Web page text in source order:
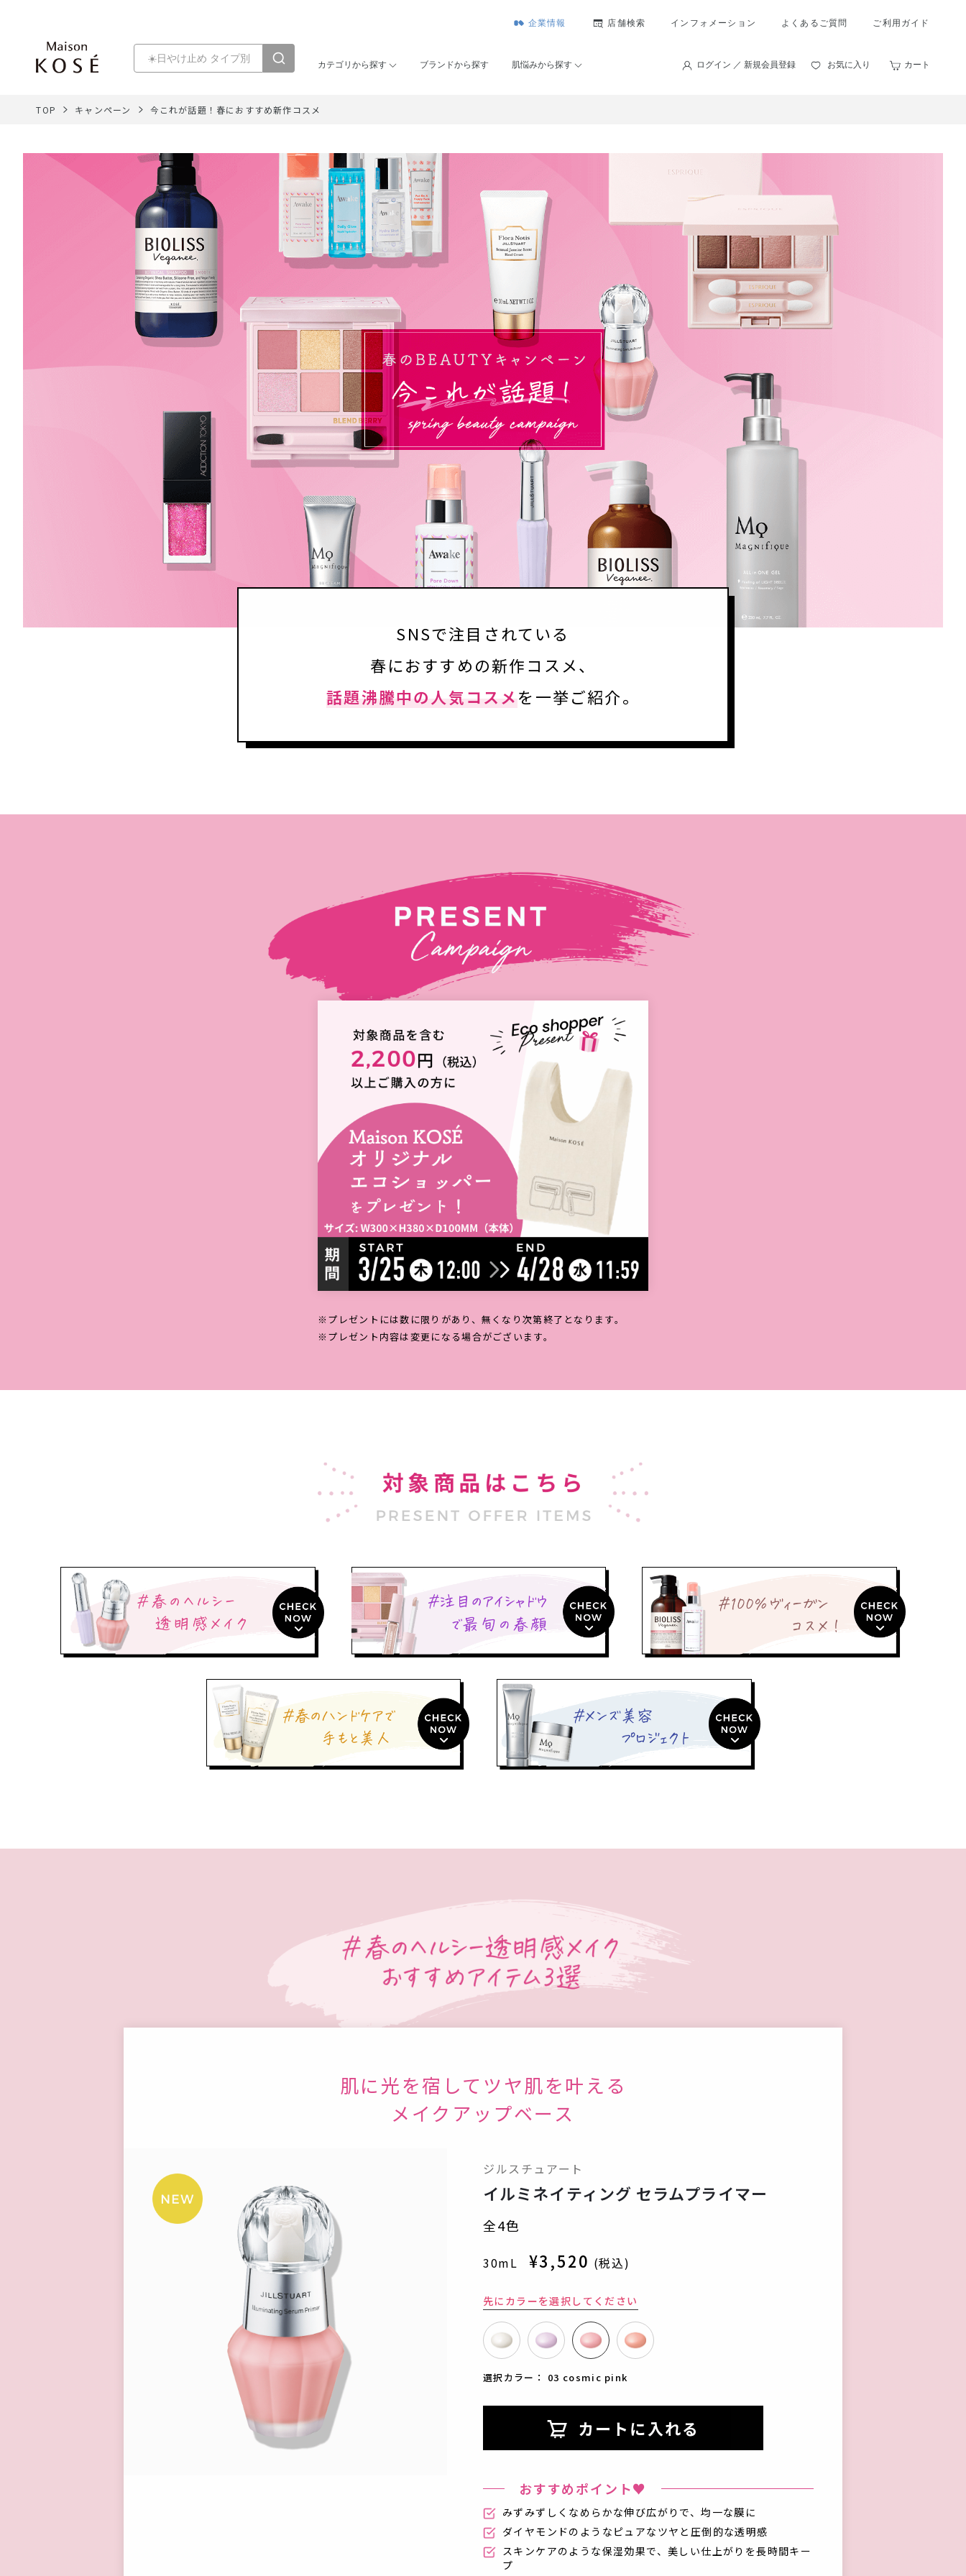
企業情報 店舗検索 インフォメーション よくあるご質問 ご利用ガイド
カテゴリから探す ブランドから探す 肌悩みから探す ログイン ／ 新規会員登録 お気に入り カート
TOP キャンペーン 今これが話題！春におすすめ新作コスメ
SNSで注目されている
春におすすめの新作コスメ、
話題沸騰中の人気コスメを一挙ご紹介。
※プレゼントには数に限りがあり、無くなり次第終了となります。
※プレゼント内容は変更になる場合がございます。
肌に光を宿してツヤ肌を叶える
メイクアップベース
ジルスチュアート
イルミネイティング セラムプライマー
全4色
30mL ¥3,520 (税込)
先にカラーを選択してください
選択カラー： 03 cosmic pink
カートに入れる
おすすめポイント♥
みずみずしくなめらかな伸び広がりで、均一な膜に
ダイヤモンドのようなピュアなツヤと圧倒的な透明感
スキンケアのような保湿効果で、美しい仕上がりを長時間キー
プ